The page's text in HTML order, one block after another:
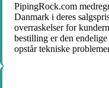
PipingRock.com
Danmark i deres
overraskelser for
bestilling er den
opstår tekniske